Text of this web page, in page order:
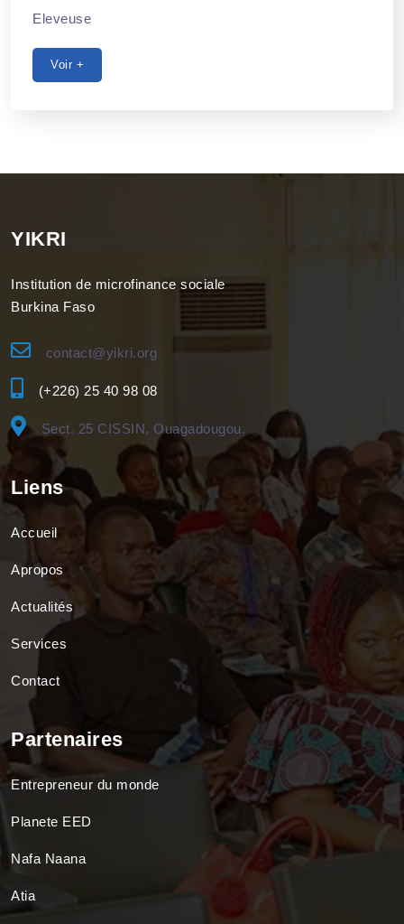
Eleveuse
Voir +
YIKRI
Institution de microfinance sociale
Burkina Faso
contact@yikri.org
(+226) 25 40 98 08
Sect. 25 CISSIN, Ouagadougou.
Liens
Accueil
Apropos
Actualités
Services
Contact
Partenaires
Entrepreneur du monde
Planete EED
Nafa Naana
Atia